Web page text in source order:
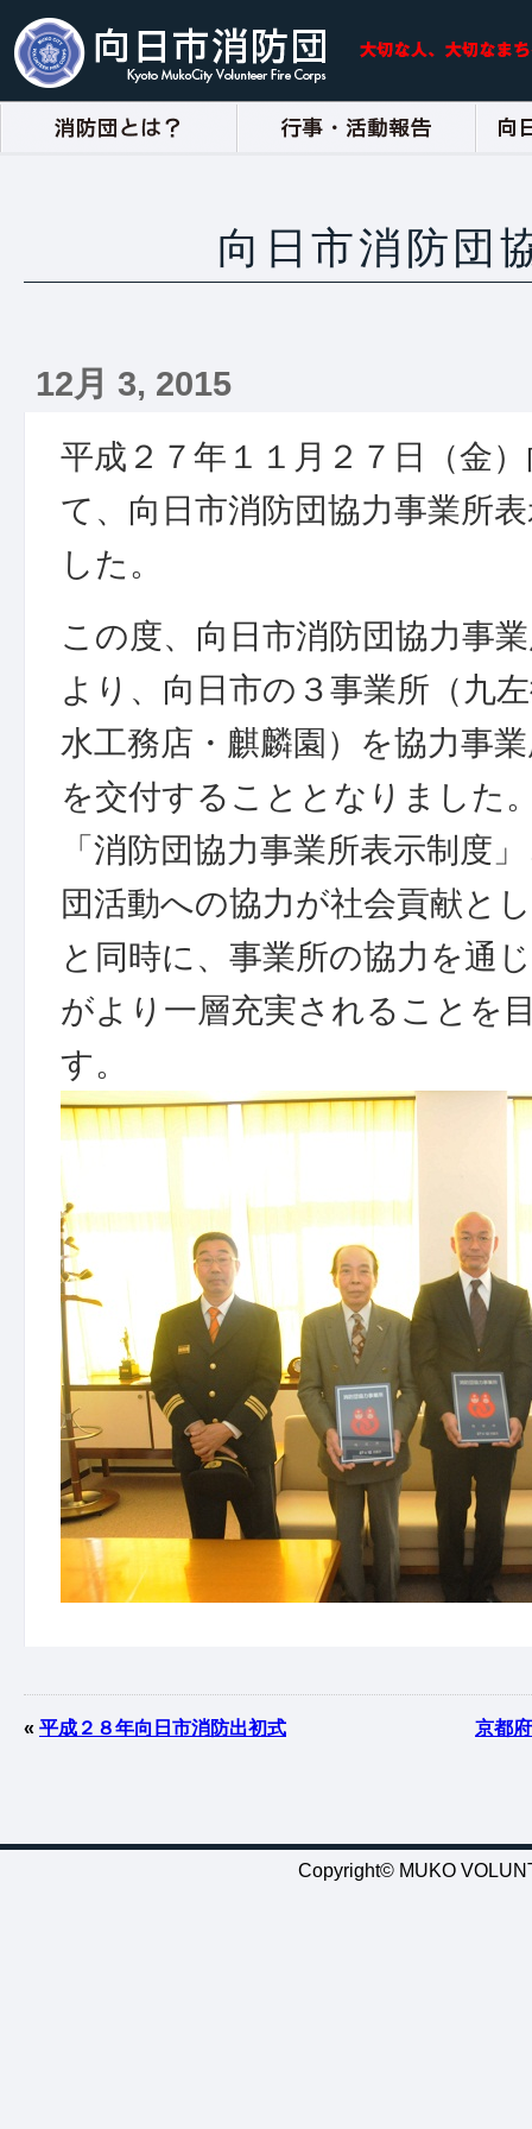
向日市消防団
12月 3, 2015
平成２７年１１月２７日（金
て、向日市消防団協力事業所
した。
この度、向日市消防団協力事
より、向日市の３事業所（九
水工務店・麒麟園）を協力事
を交付することとなりました
「消防団協力事業所表示制度
団活動への協力が社会貢献と
と同時に、事業所の協力を通
がより一層充実されることを
す。
« 平成２８年向日市消防出初式 京都
Copyright© MUKO